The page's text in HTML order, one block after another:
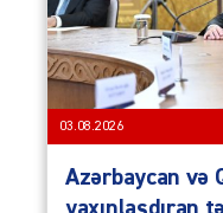
03.08.2026
Azərbaycan və
yaxınlaşdıran